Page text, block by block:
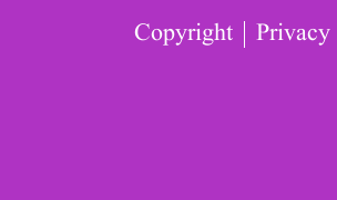
Copyright